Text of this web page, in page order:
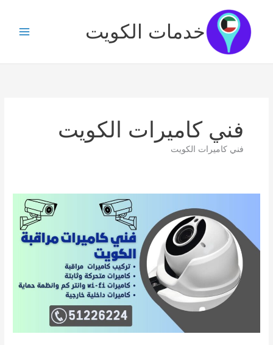
المحتوى
خدمات الكويت
فني كاميرات الكويت
فني كاميرات الكويت
العدلية
51226224
شركة
الفيحاء